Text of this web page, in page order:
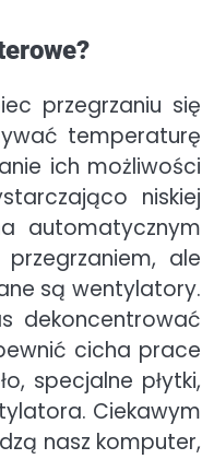
przegrzaniu się
temperaturę
ich możliwości
niskiej
automatycznym
ale
są wentylatory.
dekoncentrować
cicha prace
specjalne płytki,
Ciekawym
nasz komputer,